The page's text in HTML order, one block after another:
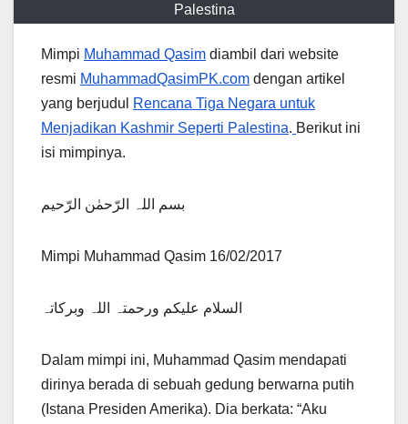
Palestina
Mimpi Muhammad Qasim diambil dari website
resmi MuhammadQasimPK.com dengan artikel
yang berjudul
Rencana Tiga Negara untuk
Menjadikan Kashmir Seperti Palestina. Berikut ini
isi mimpinya.
بسم اللہ الرّحمٰن الرّحیم
Mimpi Muhammad Qasim 16/02/2017
السلام علیکم ورحمتہ اللہ وبرکاتہ
Dalam mimpi ini, Muhammad Qasim mendapati
dirinya berada di sebuah gedung berwarna putih
(Istana Presiden Amerika). Dia berkata: “Aku